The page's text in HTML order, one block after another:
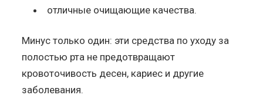
отличные очищающие качества.
Минус только один: эти средства по уходу за
полостью рта не предотвращают
кровоточивость десен, кариес и другие
заболевания.